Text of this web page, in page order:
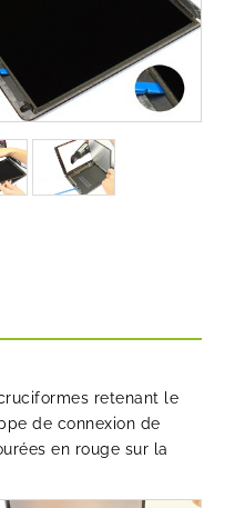
retenant le
de connexion de
en rouge sur la